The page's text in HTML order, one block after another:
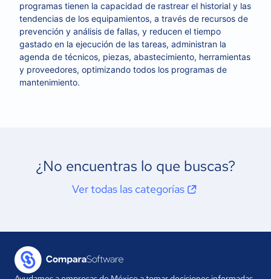
programas tienen la capacidad de rastrear el historial y las
tendencias de los equipamientos, a través de recursos de
prevención y análisis de fallas, y reducen el tiempo
gastado en la ejecución de las tareas, administran la
agenda de técnicos, piezas, abastecimiento, herramientas
y proveedores, optimizando todos los programas de
mantenimiento.
¿No encuentras lo que buscas?
Ver todas las categorías